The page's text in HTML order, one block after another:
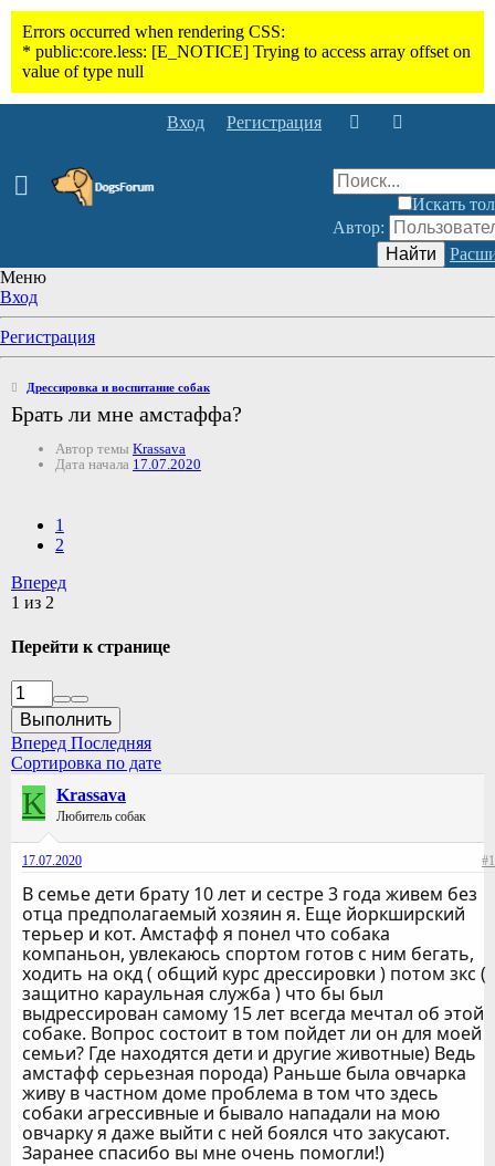
Вход Регистрация
Искать
Автор:
Найти
Меню
Вход
Регистрация
Дрессировка и воспитание собак
Брать ли мне амстаффа?
Автор темы Krassava
Дата начала 17.07.2020
1
2
Вперед
1 из 2
Перейти к странице
Выполнить
Вперед Последняя
Сортировка по дате
K Krassava
Любитель собак
17.07.2020 #1
В семье дети брату 10 лет и сестре 3 года живем без
отца предполагаемый хозяин я. Еще йоркширский
терьер и кот. Амстафф я понел что собака
компаньон, увлекаюсь спортом готов с ним бегать,
ходить на окд ( общий курс дрессировки ) потом зкс (
защитно караульная служба ) что бы был
выдрессирован самому 15 лет всегда мечтал об этой
собаке. Вопрос состоит в том пойдет ли он для моей
семьи? Где находятся дети и другие животные) Ведь
амстафф серьезная порода) Раньше была овчарка
живу в частном доме проблема в том что здесь
собаки агрессивные и бывало нападали на мою
овчарку я даже выйти с ней боялся что закусают.
Заранее спасибо вы мне очень помогли!)